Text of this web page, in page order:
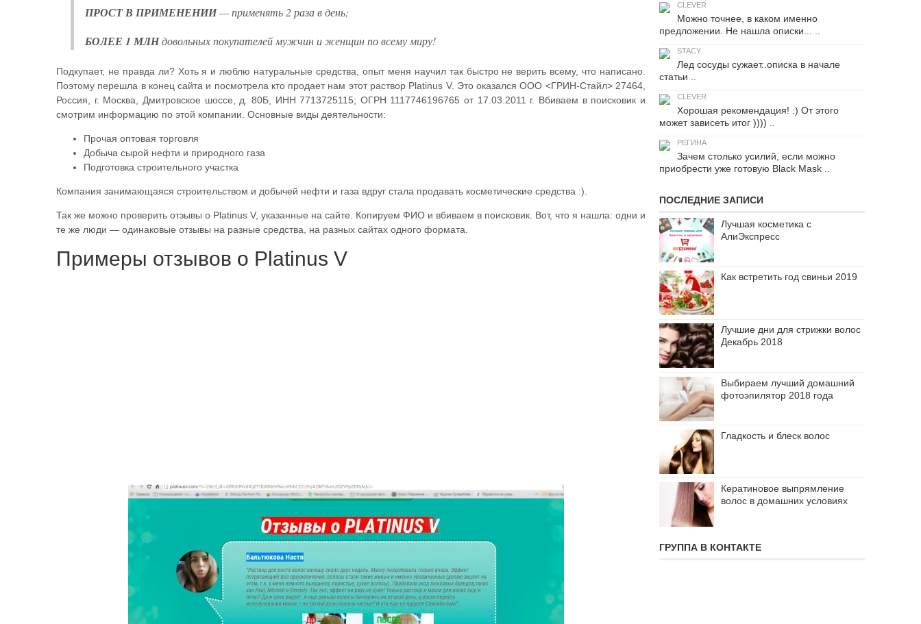
ПРОСТ В ПРИМЕНЕНИИ— применять 2 раза в день;
БОЛЕЕ 1 МЛНдовольных покупателей мужчин и женщин по всему миру!
Подкупает, не правда ли? Хоть я и люблю натуральные средства, опыт меня научил так быстро не верить всему, что написано.
Поэтому перешла в конец сайта и посмотрела кто продает нам этот раствор Platinus V. Это оказался ООО <ГРИН-Стайл> 27464,
Россия, г. Москва, Дмитровское шоссе, д. 80Б, ИНН 7713725115; ОГРН 1117746196765 от 17.03.2011 г. Вбиваем в поисковик и
смотрим информацию по этой компании. Основные виды деятельности:
Прочая оптовая торговля
Добыча сырой нефти и природного газа
Подготовка строительного участка
Компания занимающаяся строительством и добычей нефти и газа вдруг стала продавать косметические средства :).
Так же можно проверить отзывы о Platinus V, указанные на сайте. Копируем ФИО и вбиваем в поисковик. Вот, что я нашла: одни и
те же люди — одинаковые отзывы на разные средства, на разных сайтах одного формата.
Примеры отзывов о Platinus V
CLEVER
Можно точнее, в каком именно
предложении. Не нашла описки... ..
STACY
Лед сосуды сужает..описка в начале
статьи ..
CLEVER
Хорошая рекомендация! :) От этого
может зависеть итог )))) ..
РЕГИНА
Зачем столько усилий, если можно
приобрести уже готовую Black Mask ..
ПОСЛЕДНИЕ ЗАПИСИ
Лучшая косметика с
АлиЭкспресс
Как встретить год свиньи 2019
Лучшие дни для стрижки волос
Декабрь 2018
Выбираем лучший домашний
фотоэпилятор 2018 года
Гладкость и блеск волос
Кератиновое выпрямление
волос в домашних условиях
ГРУППА В КОНТАКТЕ